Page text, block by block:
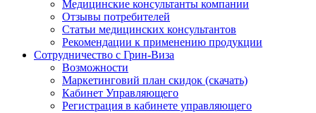
Медицинские консультанты компании
Отзывы потребителей
Статьи медицинских консультантов
Рекомендации к применению продукции
Сотрудничество с Грин-Виза
Возможности
Маркетинговий план скидок (скачать)
Кабинет Управляющего
Регистрация в кабинете управляющего